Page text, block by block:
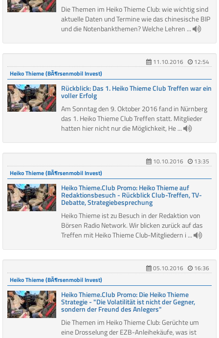
Die Themen im Heiko Thieme Club: wie wichtig sind
aktuelle Daten und Termine wie das chinesische BIP
und die Notenbankthemen? Welche Lehren ...
11.10.2016
12:54
Heiko Thieme (BÃ¶rsenmobil Invest)
Rückblick: Das 1. Heiko Thieme Club Treffen war ein
voller Erfolg
Am Sonntag den 9. Oktober 2016 fand in Nürnberg
das 1. Heiko Thieme Club Treffen statt. Mitglieder
hatten hier nicht nur die Möglichkeit, He ...
10.10.2016
13:35
Heiko Thieme (BÃ¶rsenmobil Invest)
Heiko Thieme.Club Promo: Heiko Thieme auf
Redaktionsbesuch - Rückblick Club-Treffen, TV-
Debatte, Strategiebesprechung
Heiko Thieme ist zu Besuch in der Redaktion von
Börsen Radio Network. Wir blicken zurück auf das
Treffen mit Heiko Thieme Club-Mitgliedern i ...
05.10.2016
16:36
Heiko Thieme (BÃ¶rsenmobil Invest)
Heiko Thieme.Club Promo: Die Heiko Thieme
Strategie - "Die Volatilität ist nicht der Gegner,
sondern der Freund des Anlegers"
Die Themen im Heiko Thieme Club: Gerüchte um
eine Drosselung der EZB-Anleihekäufe, was ist